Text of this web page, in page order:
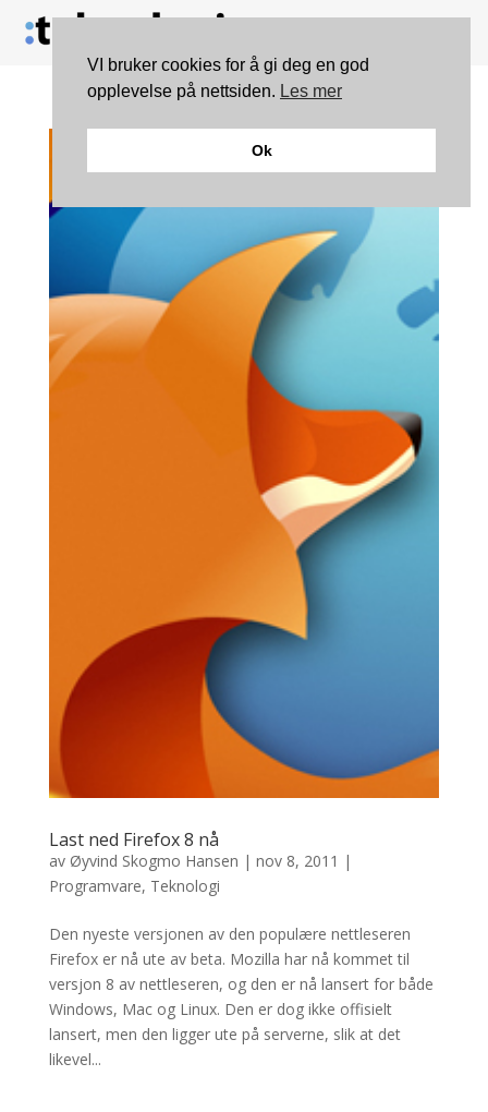
Last ned Firefox 8 nå
av Øyvind Skogmo Hansen | nov 8, 2011 |
Programvare, Teknologi
Den nyeste versjonen av den populære nettleseren
Firefox er nå ute av beta. Mozilla har nå kommet til
versjon 8 av nettleseren, og den er nå lansert for både
Windows, Mac og Linux. Den er dog ikke offisielt
lansert, men den ligger ute på serverne, slik at det
likevel...
VI bruker cookies for å gi deg en god
opplevelse på nettsiden. Les mer
Ok